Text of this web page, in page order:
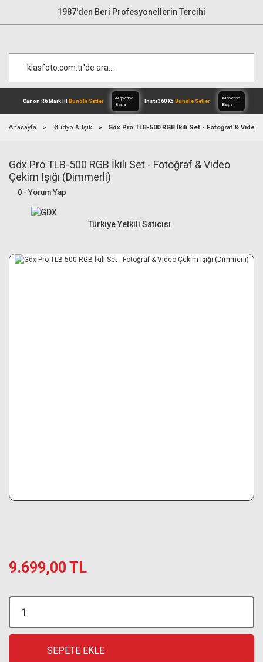
1987'den Beri Profesyonellerin Tercihi
Canon R6 Mark IIIBundle Setler
Alışverişe
Anasayfa Stüdyo & Işık Gdx Pro TLB-500 RGB İkili Set - Fotoğraf & Video
Gdx Pro TLB-500 RGB İkili Set - Fotoğraf & Video
Çekim Işığı (Dimmerli)
0 - Yorum Yap
Türkiye Yetkili Satıcısı
9.699,00 TL
SEPETE EKLE